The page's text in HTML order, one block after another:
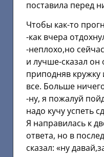
поставила перед
Чтобы как-то
-как вчера
-неплохо,но
и лучше-сказал он
приподняв кружку
все. Больше
-ну, я пожалуй
надо кучу успеть
Я направилась к
ответа, но в
сказал: «ну